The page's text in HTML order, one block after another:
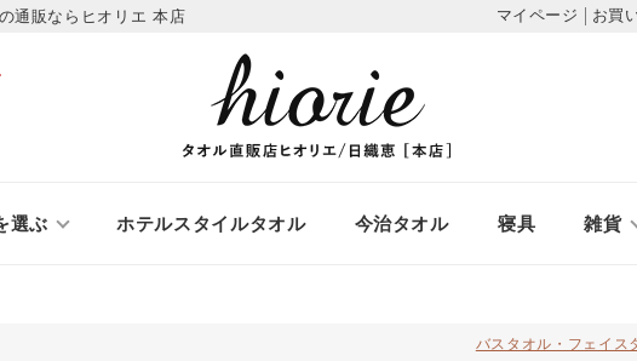
通販ならヒオリエ 本店 マイページ お買
選ぶ ホテルスタイルタオル 今治タオル 寝具 雑貨
バスタオル・フェイス